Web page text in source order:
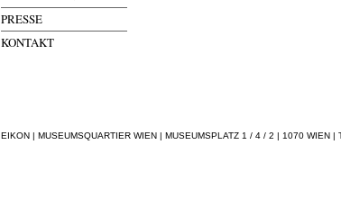
PRESSE
KONTAKT
EIKON | MUSEUMSQUARTIER WIEN | MUSEUMSPLATZ 1 / 4 / 2 | 1070 WIEN |